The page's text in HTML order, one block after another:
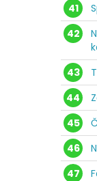
41
42
43
44
45
46
47